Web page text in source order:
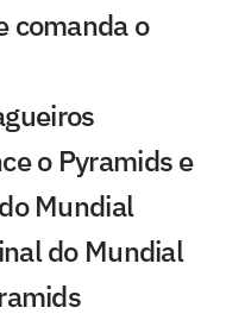
comanda o
o Pyramids e
Mundial
do Mundial